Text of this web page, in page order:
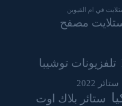
في ام القيوين
مصفح
تلفزيونات توشيبا
ستائر 2022
ستائر بلاك اوت